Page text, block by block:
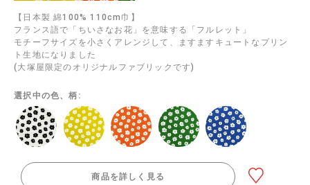
【日本製 綿100% 110cm巾】
フランス語で「ちいさなお花」を意味する「フルレット」
モチーフサイズを小さくアレンジして、ますますキュートなプリン
ト生地になりました
(大塚屋限定のオリジナルファブリックです)
選択中の色、柄:
商品を詳しく見る